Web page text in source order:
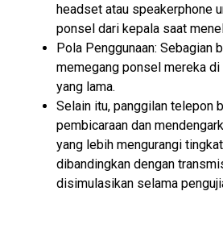
headset atau speakerphone
ponsel dari kepala saat
Pola Penggunaan: Sebagian
memegang ponsel mereka
yang lama.
Selain itu, panggilan telepon
pembicaraan dan
yang lebih mengurangi
dibandingkan dengan
disimulasikan selama